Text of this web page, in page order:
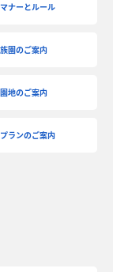
ナーとルール
園のご案内
地のご案内
ランのご案内